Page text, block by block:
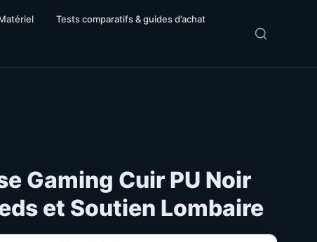
Tests comparatifs & guides d’achat
Gaming Cuir PU Noir
et Soutien Lombaire